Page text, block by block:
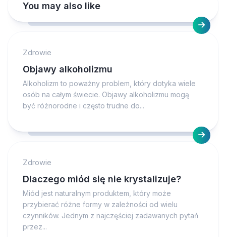
You may also like
Zdrowie
Objawy alkoholizmu
Alkoholizm to poważny problem, który dotyka wiele
osób na całym świecie. Objawy alkoholizmu mogą
być różnorodne i często trudne do...
Zdrowie
Dlaczego miód się nie krystalizuje?
Miód jest naturalnym produktem, który może
przybierać różne formy w zależności od wielu
czynników. Jednym z najczęściej zadawanych pytań
przez...